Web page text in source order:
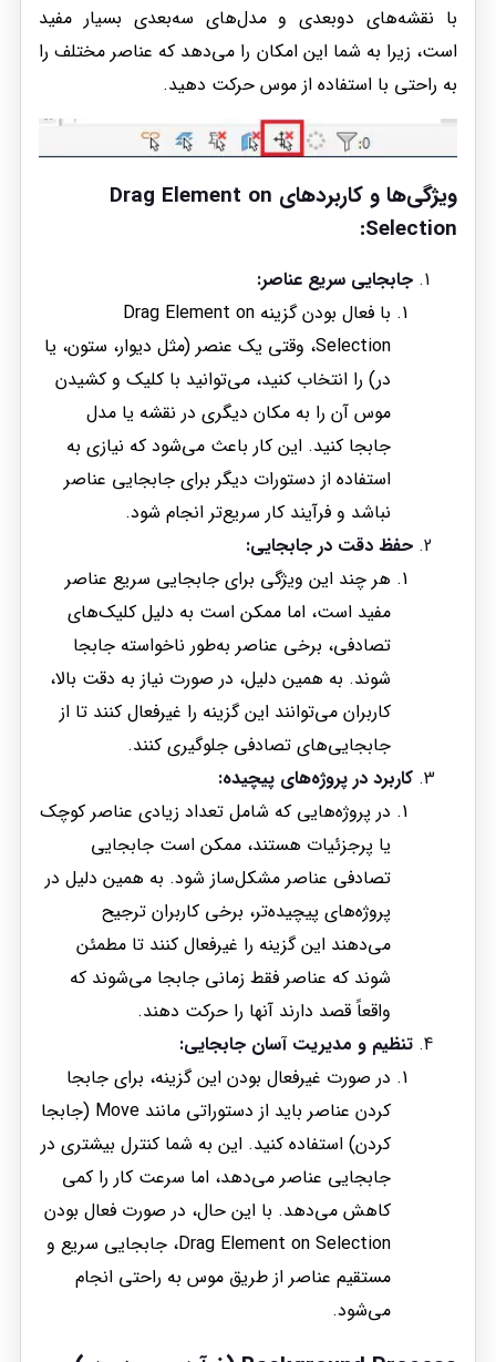
با نقشه‌های دو‌بعدی و مدل‌های سه‌بعدی بسیار مفید
است، زیرا به شما این امکان را می‌دهد که عناصر مختلف را
به راحتی با استفاده از موس حرکت دهید.
ویژگی‌ها و کاربردهای Drag Element on
Selection:
جابجایی سریع عناصر:
با فعال بودن گزینه Drag Element on
Selection، وقتی یک عنصر (مثل دیوار، ستون، یا
در) را انتخاب کنید، می‌توانید با کلیک و کشیدن
موس آن را به مکان دیگری در نقشه یا مدل
جابجا کنید. این کار باعث می‌شود که نیازی به
استفاده از دستورات دیگر برای جابجایی عناصر
نباشد و فرآیند کار سریع‌تر انجام شود.
حفظ دقت در جابجایی:
هر چند این ویژگی برای جابجایی سریع عناصر
مفید است، اما ممکن است به دلیل کلیک‌های
تصادفی، برخی عناصر به‌طور ناخواسته جابجا
شوند. به همین دلیل، در صورت نیاز به دقت بالا،
کاربران می‌توانند این گزینه را غیرفعال کنند تا از
جابجایی‌های تصادفی جلوگیری کنند.
کاربرد در پروژه‌های پیچیده:
در پروژه‌هایی که شامل تعداد زیادی عناصر کوچک
یا پرجزئیات هستند، ممکن است جابجایی
تصادفی عناصر مشکل‌ساز شود. به همین دلیل در
پروژه‌های پیچیده‌تر، برخی کاربران ترجیح
می‌دهند این گزینه را غیرفعال کنند تا مطمئن
شوند که عناصر فقط زمانی جابجا می‌شوند که
واقعاً قصد دارند آنها را حرکت دهند.
تنظیم و مدیریت آسان جابجایی:
در صورت غیرفعال بودن این گزینه، برای جابجا
کردن عناصر باید از دستوراتی مانند Move (جابجا
کردن) استفاده کنید. این به شما کنترل بیشتری در
جابجایی عناصر می‌دهد، اما سرعت کار را کمی
کاهش می‌دهد. با این حال، در صورت فعال بودن
Drag Element on Selection، جابجایی سریع و
مستقیم عناصر از طریق موس به راحتی انجام
می‌شود.